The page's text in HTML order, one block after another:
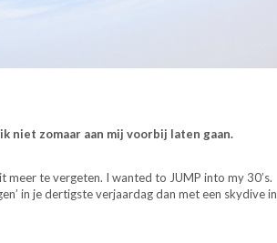
niet zomaar aan mij voorbij laten gaan.
te vergeten. I wanted to JUMP into my 30’s.
in je dertigste verjaardag dan met een skydive in